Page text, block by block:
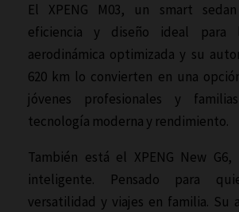
El XPENG M03, un smart
eficiencia y diseño ideal para
aerodinámica optimizada y su
620 km lo convierten en una
jóvenes profesionales y
tecnología moderna y rendimiento.
También está el XPENG New
inteligente. Pensado para
versatilidad y viajes en familia. Su